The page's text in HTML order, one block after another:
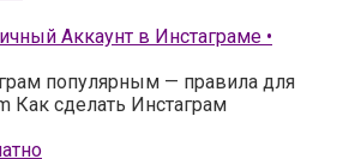
Аккаунт в Инстаграме •
популярным — правила для
Как сделать Инстаграм